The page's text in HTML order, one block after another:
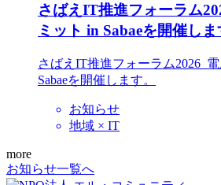
さばえIT推進フォーラム
ミット in Sabaeを開催しま
さばえIT推進フォーラム2026_
Sabaeを開催します。
お知らせ
地域 × IT
more
お知らせ一覧へ